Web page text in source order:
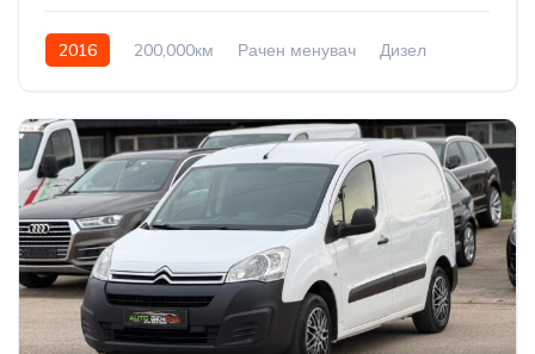
2016 200,000км Рачен менувач
Дизел